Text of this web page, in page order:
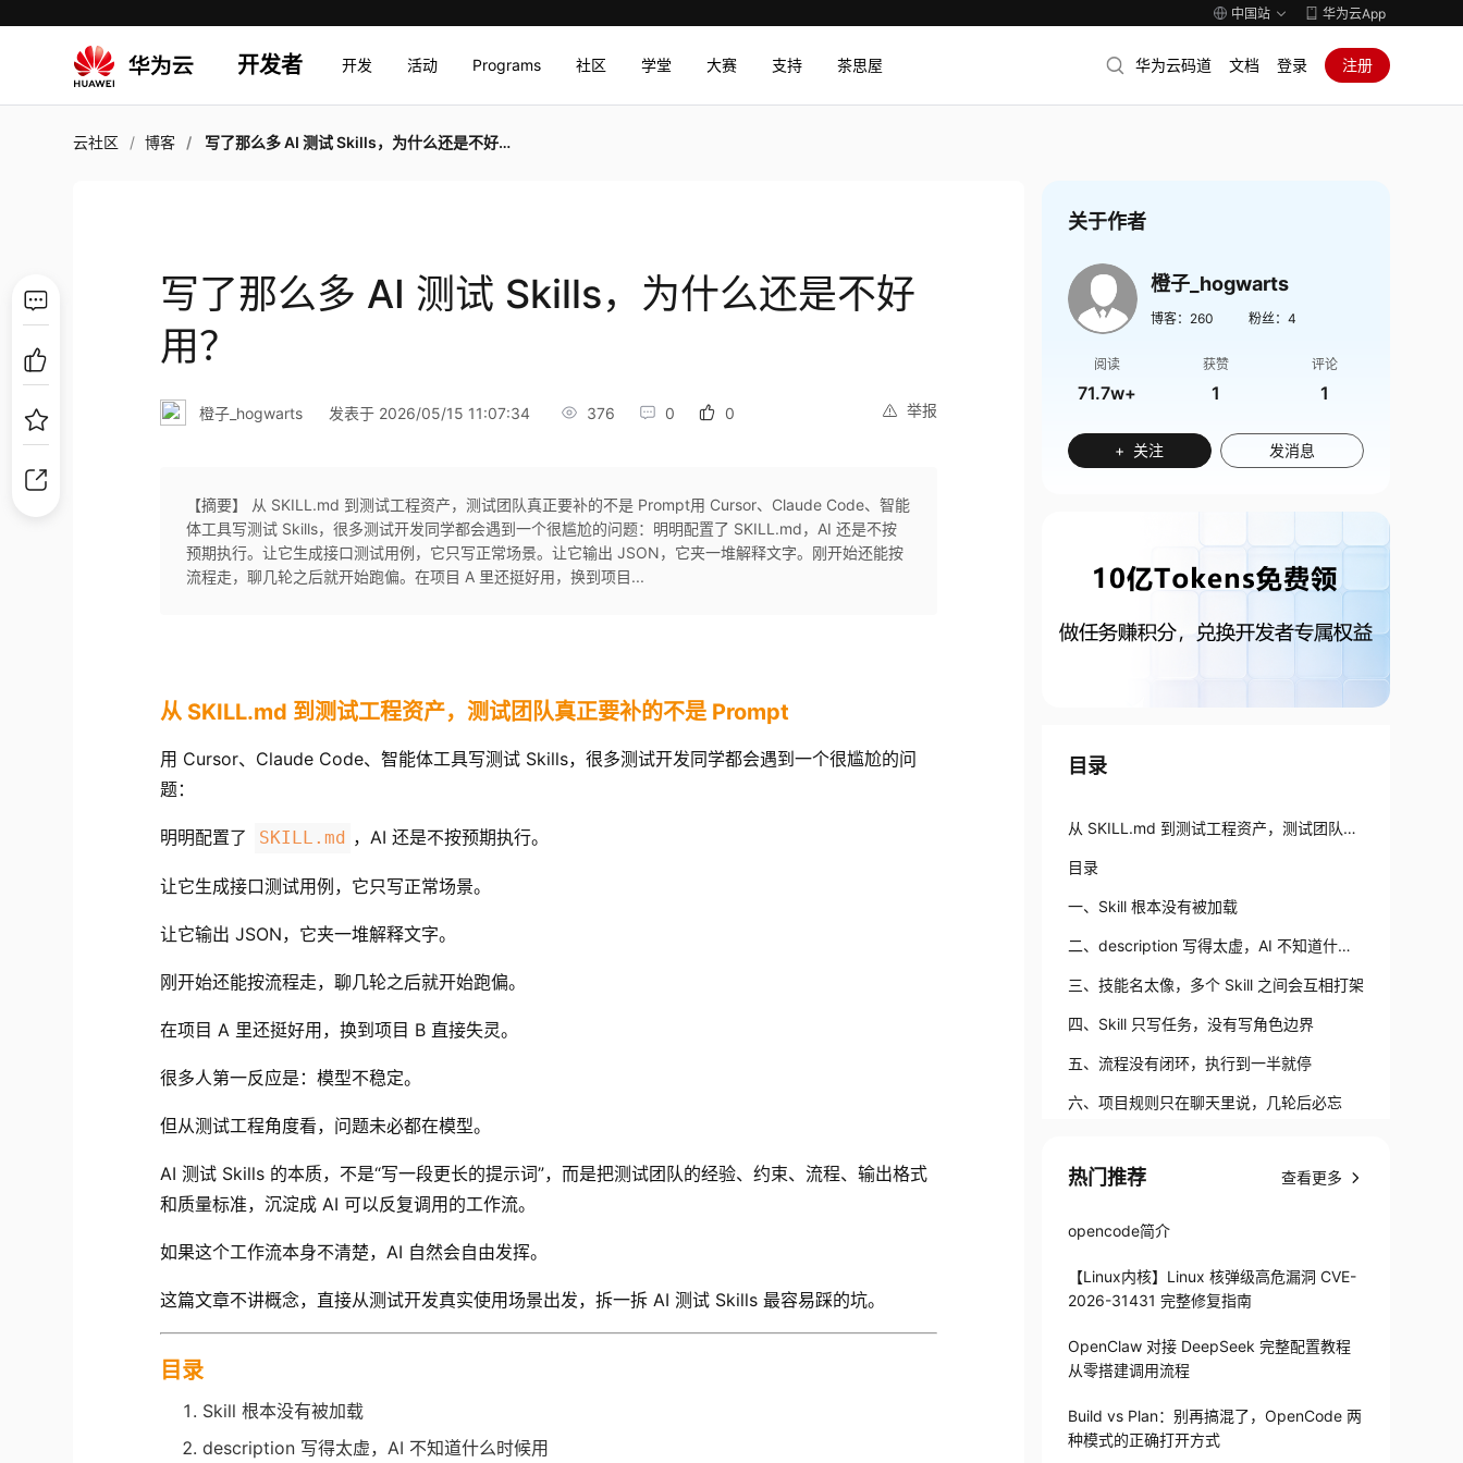
中国站 华为云App
开发者 开发 活动 Programs 社区 学堂 大赛 支持 茶思屋 华为云码道 文档 登录 注册
云社区 博客 写了那么多 AI 测试 Skills，为什么还是不好用？
写了那么多 AI 测试 Skills，为什么还是不好
用？
举报
橙子_hogwarts 发表于 2026/05/15 11:07:34 376 0 0
【摘要】 从 SKILL.md 到测试工程资产，测试团队真正要补的不是 Prompt用 Cursor、Claude Code、智能
体工具写测试 Skills，很多测试开发同学都会遇到一个很尴尬的问题：明明配置了 SKILL.md，AI 还是不按
预期执行。让它生成接口测试用例，它只写正常场景。让它输出 JSON，它夹一堆解释文字。刚开始还能按
流程走，聊几轮之后就开始跑偏。在项目 A 里还挺好用，换到项目...
从 SKILL.md 到测试工程资产，测试团队真正要补的不是 Prompt
用 Cursor、 Claude Code、智能体工具写测试 Skills，很多测试开发同学都会遇到一个很尴尬的问
题：
明明配置了 SKILL.md ，AI 还是不按预期执行。
让它生成接口测试用例，它只写正常场景。
让它输出 JSON，它夹一堆解释文字。
刚开始还能按流程走，聊几轮之后就开始跑偏。
在项目 A 里还挺好用，换到项目 B 直接失灵。
很多人第一反应是：模型不稳定。
但从测试工程角度看，问题未必都在模型。
AI 测试 Skills 的本质，不是“写一段更长的提示词”，而是把测试团队的经验、约束、流程、输出格式
和质量标准，沉淀成 AI 可以反复调用的工作流。
如果这个工作流本身不清楚，AI 自然会自由发挥。
这篇文章不讲概念，直接从测试开发真实使用场景出发，拆一拆 AI 测试 Skills 最容易踩的坑。
目录
Skill 根本没有被加载
description 写得太虚，AI 不知道什么时候用
关于作者
橙子_hogwarts
博客： 260 粉丝： 4
阅读
71.7w+
获赞
1
评论
1
+ 关注 发消息
目录
从 SKILL.md 到测试工程资产，测试团队真
正要补的不是 Prompt
目录
一、Skill 根本没有被加载
二、description 写得太虚，AI 不知道什么
时候该用
三、技能名太像，多个 Skill 之间会互相打架
四、Skill 只写任务，没有写角色边界
五、流程没有闭环，执行到一半就停
六、项目规则只在聊天里说，几轮后必忘
标准
八、输出格式没有 Schema，后续自动化根
九、Skill 写死项目结构，换个项目就失灵
编
十一、没有失败策略，一失败就开始自由解
十二、全局 Skill 太多，上下文被挤爆
十三、团队本地版本不一致，每个人生成结
果都不一样
十四、把 Skill 当 Prompt 用，没有持续迭代
热门推荐 查看更多
opencode简介
【Linux内核】Linux 核弹级高危漏洞 CVE-
2026-31431 完整修复指南
OpenClaw 对接 DeepSeek 完整配置教程
从零搭建调用流程
Build vs Plan：别再搞混了，OpenCode 两
种模式的正确打开方式